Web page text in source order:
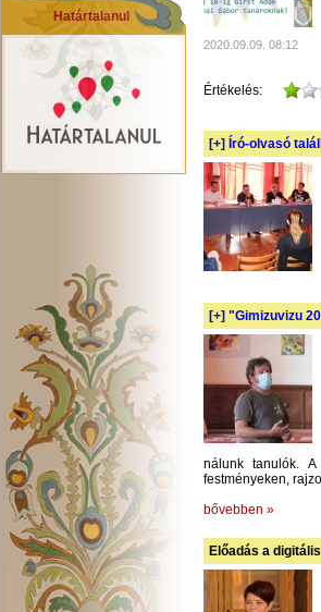
Határtalanul
2020.09.09. 08:12
Értékelés:
[+] Író-olvasó
[+] "Gimizuvizu
nálunk tanulók.
festményeken,
bővebben »
Előadás a